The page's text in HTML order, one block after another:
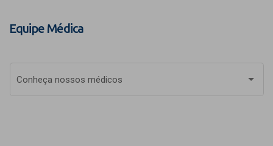
Equipe Médica
Conheça nossos médicos